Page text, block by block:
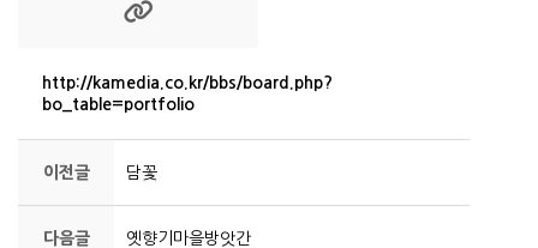
http://kamedia.co.kr/bbs/board.php?
bo_table=portfolio
이전글 담꽃
다음글 옛향기마을방앗간